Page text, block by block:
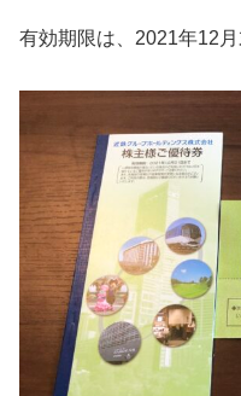
有効期限は、2021年12月